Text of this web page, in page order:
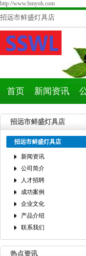
http://www.bmyoh.com
招远市鲜盛灯具店
首页 新闻资讯
招远市鲜盛灯具店
招远市鲜盛灯具店
新闻资讯
公司简介
人才招聘
成功案例
企业文化
产品介绍
联系我们
热点资讯